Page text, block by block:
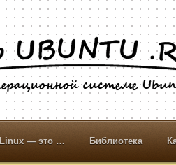
Linux — это … Библиотека